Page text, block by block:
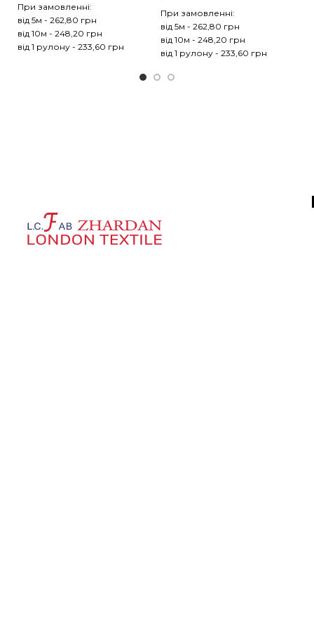
При замовленні:
від 5м - 262,80 грн
від 10м - 248,20 грн
від 1 рулону - 233,60 грн
При замовленні:
від 5м - 262,80 грн
від 10м - 248,20 грн
від 1 рулону - 233,60 грн